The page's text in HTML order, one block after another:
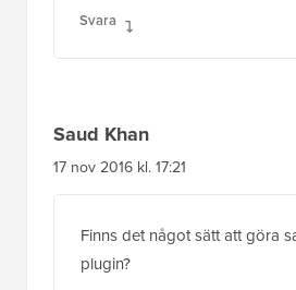
Svara
Saud Khan
17 nov 2016 kl. 17:21
Finns det något sätt att göra
plugin?